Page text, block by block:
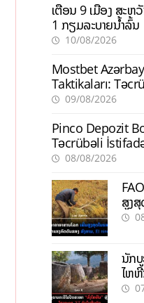
ເຕືອນ 9 ເມືອງ ສະຫ
1 ກຽມລະບາຍນ້ຳລົ້ນ
10/08/2026
Mostbet
Taktikaları:
İpuçları
09/08/2026
Pinco Depozit
Təcrübəli
08/08/2026
ສູງ
ກົດດັ
ນັກບູ
ໄຫ
ຄົນ